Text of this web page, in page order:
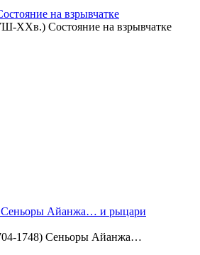
на взрывчатке
ХХв.) Состояние на взрывчатке
Айанжа… и рыцари
1748) Сеньоры Айанжа…